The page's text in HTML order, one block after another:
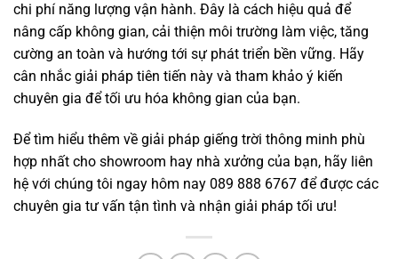
chi phí năng lượng vận hành. Đây là cách hiệu quả để
nâng cấp không gian, cải thiện môi trường làm việc, tăng
cường an toàn và hướng tới sự phát triển bền vững. Hãy
cân nhắc giải pháp tiên tiến này và tham khảo ý kiến
chuyên gia để tối ưu hóa không gian của bạn.
Để tìm hiểu thêm về giải pháp giếng trời thông minh phù
hợp nhất cho showroom hay nhà xưởng của bạn, hãy liên
hệ với chúng tôi ngay hôm nay 089 888 6767 để được các
chuyên gia tư vấn tận tình và nhận giải pháp tối ưu!